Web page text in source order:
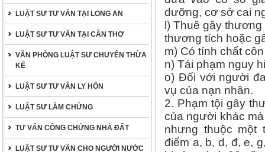
LUẬT SƯ TƯ VẤN TẠI LONG AN
LUẬT SƯ TƯ VẤN TẠI CẦN THƠ
VĂN PHÒNG LUẬT SƯ CHUYÊN THỪA
KẾ
LUẬT SƯ TƯ VẤN LY HÔN
LUẬT SƯ LÀM CHỨNG
TƯ VẤN CÔNG CHỨNG NHÀ ĐẤT
LUẬT SƯ TƯ VẤN CHO NGƯỜI NƯỚC
dưỡng, cơ sở cai
l) Thuê gây
thương tích hoặc
m) Có tính chất
n) Tái phạm nguy
o) Đối với người
vụ của nạn nhân.
2. Phạm tội gây
của người khác
nhưng thuộc một
điểm a, b, d, đ, e,